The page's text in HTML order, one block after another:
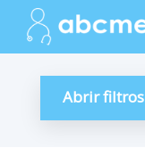
Abrir filtros